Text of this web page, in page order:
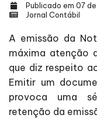
Publicado em 07
Jornal Contábil
A emissão da
máxima atenção
que diz respeito
Emitir um
provoca uma
retenção da